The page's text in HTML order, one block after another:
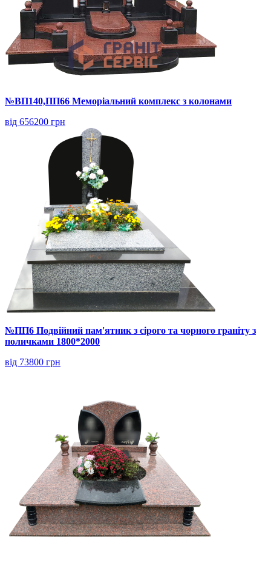
№ВП140,ПП66 Меморіальний комплекс з колонами
від 656200 грн
№ПП6 Подвійний пам'ятник з сірого та чорного граніту з
поличками 1800*2000
від 73800 грн